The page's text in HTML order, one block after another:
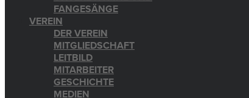
FANGESÄNGE
VEREIN
DER VEREIN
MITGLIEDSCHAFT
LEITBILD
MITARBEITER
GESCHICHTE
MEDIEN